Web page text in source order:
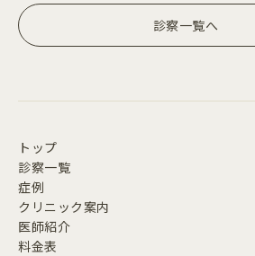
診察一覧へ
トップ
診察一覧
症例
クリニック案内
医師紹介
料金表